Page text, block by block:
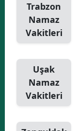
Trabzon
Namaz
Vakitleri
Uşak
Namaz
Vakitleri